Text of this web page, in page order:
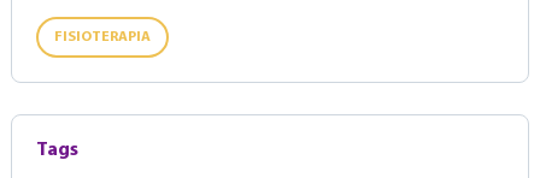
FISIOTERAPIA
Tags